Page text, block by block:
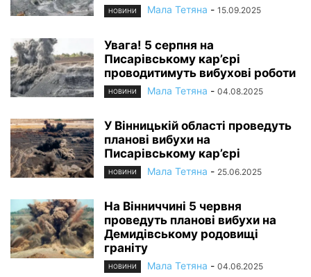
НОВИНИ Мала Тетяна - 15.09.2025
Увага! 5 серпня на
Писарівському кар’єрі
проводитимуть вибухові роботи
НОВИНИ Мала Тетяна - 04.08.2025
У Вінницькій області проведуть
планові вибухи на
Писарівському кар’єрі
НОВИНИ Мала Тетяна - 25.06.2025
На Вінниччині 5 червня
проведуть планові вибухи на
Демидівському родовищі
граніту
НОВИНИ Мала Тетяна - 04.06.2025